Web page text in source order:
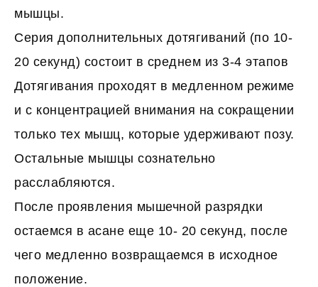
мышцы.
Серия дополнительных дотягиваний (по 10-
20 секунд) состоит в среднем из 3-4 этапов
Дотягивания проходят в медленном режиме
и с концентрацией внимания на сокращении
только тех мышц, которые удерживают позу.
Остальные мышцы сознательно
расслабляются.
После проявления мышечной разрядки
остаемся в асане еще 10- 20 секунд, после
чего медленно возвращаемся в исходное
положение.